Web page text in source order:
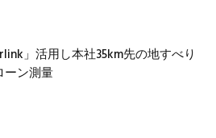
」活用し本社35km先の地すべり
ーン測量